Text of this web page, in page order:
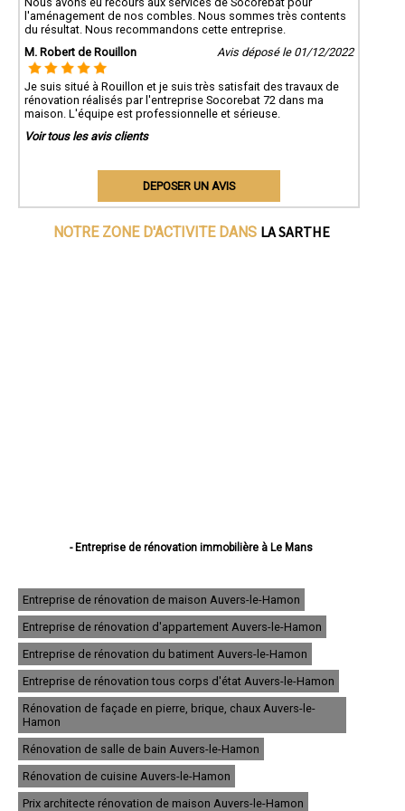
l'aménagement de nos combles. Nous sommes très contents
du résultat. Nous recommandons cette entreprise.
M. Robert de Rouillon
Avis déposé le 01/12/2022
Je suis situé à Rouillon et je suis très satisfait des travaux de
rénovation réalisés par l'entreprise Socorebat 72 dans ma
maison. L'équipe est professionnelle et sérieuse.
Voir tous les avis clients
DEPOSER UN AVIS
NOTRE ZONE D'ACTIVITE DANS LA SARTHE
- Entreprise de rénovation immobilière à Le Mans
- Entreprise de rénovation immobilière à Allonnes
- Entreprise de rénovation immobilière à La Ferté-Bernard
- Entreprise de rénovation immobilière à Coulaines
- Entreprise de rénovation immobilière à Changé
- Entreprise de rénovation immobilière à Mamers
- Entreprise de rénovation immobilière à Arnage
- Entreprise de rénovation immobilière à Parigné-l'Évêque
- Entreprise de rénovation immobilière à Château-du-Loir
- Entreprise de rénovation immobilière à Mulsanne
- Entreprise de rénovation immobilière à Yvré-l'Évêque
- Entreprise de rénovation immobilière à Bonnétable
- Entreprise de rénovation immobilière à Le Lude
- Entreprise de rénovation immobilière à La Suze-sur-Sarthe
Entreprise de rénovation de maison Auvers-le-Hamon
Entreprise de rénovation d'appartement Auvers-le-Hamon
Entreprise de rénovation du batiment Auvers-le-Hamon
Entreprise de rénovation tous corps d'état Auvers-le-Hamon
Rénovation de façade en pierre, brique, chaux Auvers-le-
Hamon
Rénovation de salle de bain Auvers-le-Hamon
Rénovation de cuisine Auvers-le-Hamon
Prix architecte rénovation de maison Auvers-le-Hamon